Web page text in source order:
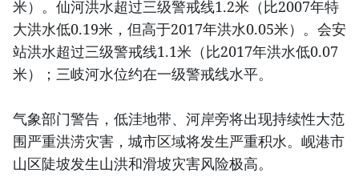
米）。仙河洪水超过三级警戒线1.2米（比2007年特
大洪水低0.19米，但高于2017年洪水0.05米）。会安
站洪水超过三级警戒线1.1米（比2017年洪水低0.07
米）；三岐河水位约在一级警戒线水平。
气象部门警告，低洼地带、河岸旁将出现持续性大范
围严重洪涝灾害，城市区域将发生严重积水。岘港市
山区陡坡发生山洪和滑坡灾害风险极高。